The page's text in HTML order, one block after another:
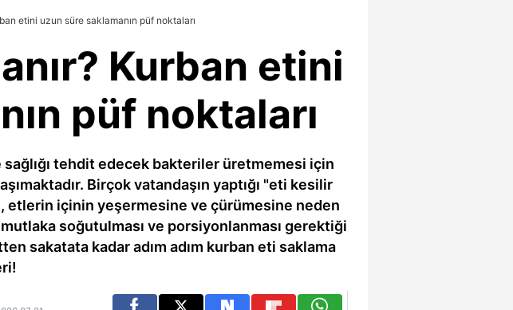
etini uzun süre saklamanın püf noktaları
Kurban etini
püf noktaları
tehdit edecek bakteriler üretmemesi için
Birçok vatandaşın yaptığı "eti kesilir
etlerin içinin yeşermesine ve çürümesine neden
soğutulması ve porsiyonlanması gerektiği
sakatata kadar adım adım kurban eti saklama